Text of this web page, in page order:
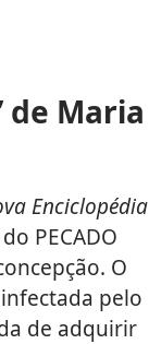
de Maria
Enciclopédia
PECADO
O
pelo
de adquirir